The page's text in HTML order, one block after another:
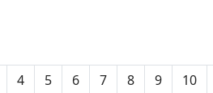
4 5 6 7 8 9 10